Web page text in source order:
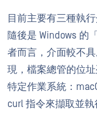
目前主要有三種執
隨後是 Windows 的
者而言，介面較不
現，檔案總管的位
特定作業系統：
curl 指令來擷取並